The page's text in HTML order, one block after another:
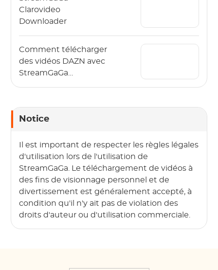
Clarovideo
Downloader
Comment télécharger
des vidéos DAZN avec
StreamGaGa
Notice
Il est important de respecter les règles légales
d'utilisation lors de l'utilisation de
StreamGaGa. Le téléchargement de vidéos à
des fins de visionnage personnel et de
divertissement est généralement accepté, à
condition qu'il n'y ait pas de violation des
droits d'auteur ou d'utilisation commerciale.